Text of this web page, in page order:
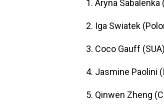
1. Aryna
2. Iga Swiatek
3. Coco Gauff
4. Jasmine Paolini
5. Qinwen Zheng